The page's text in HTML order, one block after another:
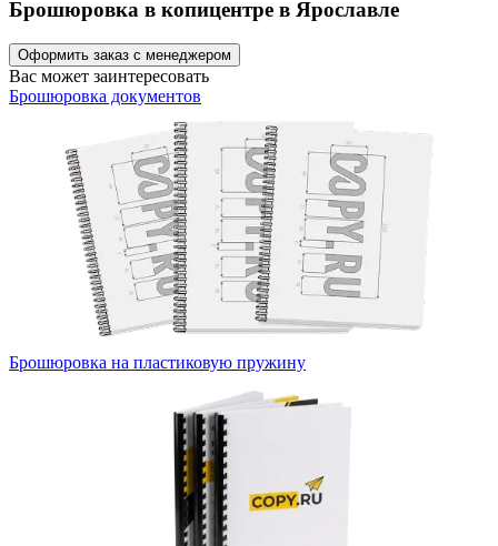
Брошюровка в копицентре в Ярославле
Оформить заказ с менеджером
Вас может заинтересовать
Брошюровка документов
Брошюровка на пластиковую пружину